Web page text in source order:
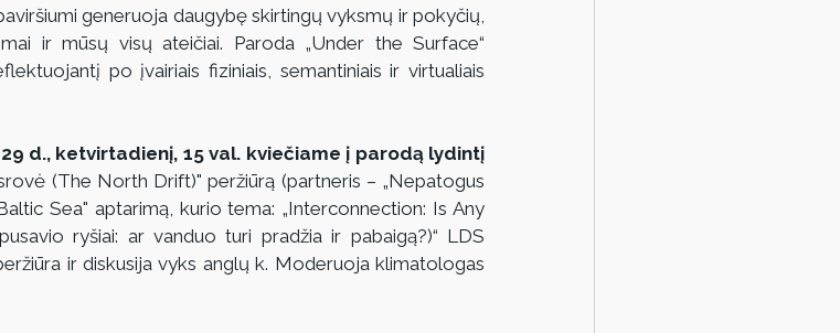
generuoja daugybę skirtingų vyksmų ir pokyčių,
ir mūsų visų ateičiai. Paroda „Under the Surface“
po įvairiais fiziniais, semantiniais ir virtualiais
d., ketvirtadienį, 15 val. kviečiame į parodą lydintį
(The North Drift)" peržiūrą (partneris – „Nepatogus
Sea" aptarimą, kurio tema: „Interconnection: Is Any
ryšiai: ar vanduo turi pradžia ir pabaigą?)“ LDS
ir diskusija vyks anglų k. Moderuoja klimatologas